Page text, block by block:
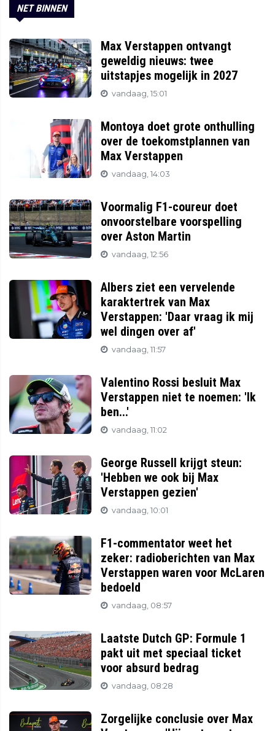
NET BINNEN
Max Verstappen ontvangt
geweldig nieuws: twee
uitstapjes mogelijk in 2027
vandaag, 15:01
Montoya doet grote onthulling
over de toekomstplannen van
Max Verstappen
vandaag, 14:03
Voormalig F1-coureur doet
onvoorstelbare voorspelling
over Aston Martin
vandaag, 12:56
Albers ziet een vervelende
karaktertrek van Max
Verstappen: 'Daar vraag ik mij
wel dingen over af'
vandaag, 11:57
Valentino Rossi besluit Max
Verstappen niet te noemen: 'Ik
ben...'
vandaag, 11:02
George Russell krijgt steun:
'Hebben we ook bij Max
Verstappen gezien'
vandaag, 10:01
F1-commentator weet het
zeker: radioberichten van Max
Verstappen waren voor McLaren
bedoeld
vandaag, 08:57
Laatste Dutch GP: Formule 1
pakt uit met speciaal ticket
voor absurd bedrag
vandaag, 08:28
Zorgelijke conclusie over Max